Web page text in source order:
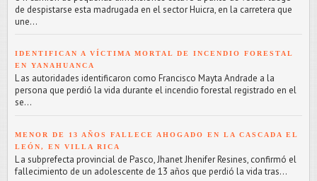
de despistarse esta madrugada en el sector Huicra, en la carretera que
une...
IDENTIFICAN A VÍCTIMA MORTAL DE INCENDIO FORESTAL
EN YANAHUANCA
L as autoridades identificaron como Francisco Mayta Andrade a la
persona que perdió la vida durante el incendio forestal registrado en el
se...
MENOR DE 13 AÑOS FALLECE AHOGADO EN LA CASCADA EL
LEÓN, EN VILLA RICA
L a subprefecta provincial de Pasco, Jhanet Jhenifer Resines, confirmó el
fallecimiento de un adolescente de 13 años que perdió la vida tras...